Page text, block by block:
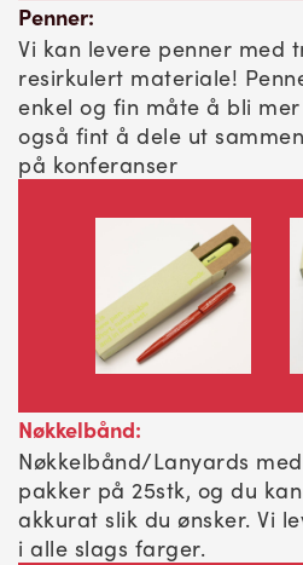
Penner:
Vi kan levere penner med
resirkulert materiale!
enkel og fin måte å bli
også fint å dele ut
på konferanser
Nøkkelbånd:
Nøkkelbånd/Lanyards
pakker på 25stk, og du
akkurat slik du ønsker. Vi
i alle slags farger.